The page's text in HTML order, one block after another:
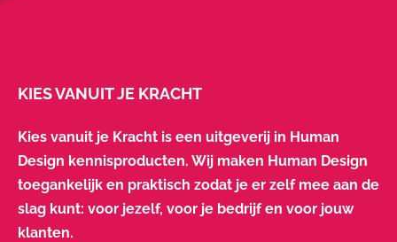
KIES VANUIT JE KRACHT
Kies vanuit je Kracht is een uitgeverij in Human
Design kennisproducten. Wij maken Human Design
toegankelijk en praktisch zodat je er zelf mee aan de
slag kunt: voor jezelf, voor je bedrijf en voor jouw
klanten.